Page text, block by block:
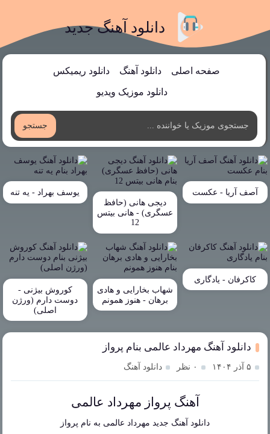
دانلود آهنگ جدید
صفحه اصلی دانلود آهنگ دانلود ریمیکس
دانلود موزیک ویدیو
جستجو
آصف آریا - عکست
دیجی هانی (حافظ
عسگری) - هانی بیتس
12
یوسف بهراد - یه تنه
کاکرفان - یادگاری
شهاب بخارایی و هادی
برهان - هنوز همونم
کوروش بیژنی -
دوست دارم (ورژن
اصلی)
دانلود آهنگ مهرداد عالمی بنام پرواز
۵ آذر ۱۴۰۴ ۰ نظر دانلود آهنگ
آهنگ پرواز مهرداد عالمی
دانلود آهنگ جدید مهرداد عالمی به نام پرواز